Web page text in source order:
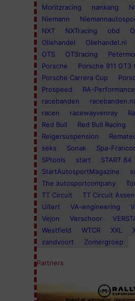
Moritzracing
nankang
Niemann
NXT
NXTracing obd
Oliehandel
Oliehandel.nl
OTS
OTSracing
Porsche
Porsche 911 GT3
Porsche Carrera Cup
Prospeed
RA-Performance
racebanden
racebanden.nl
racen
racewayvenray
Red Bull
Red Bull Racing
Reigersuspension
seks
Sonak
Spa-
SPtools
start START 84
StartAutosportMagazine
The autosportcompany
TT Circuit
TT Circuit Assen
Uitert
VA-engineering
Vejon
Verschoor
Westfield
WTCR XXL
zandvoort
Zomergroep
Partners